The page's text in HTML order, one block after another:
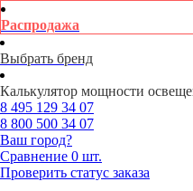
Распродажа
Выбрать бренд
Калькулятор мощности
8 495 129 34 07
8 800 500 34 07
Ваш город?
Сравнение 0 шт.
Проверить статус заказа